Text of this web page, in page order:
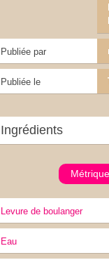
Publiée par
Publiée le
Ingrédients
Métrique
levure de boulanger
eau